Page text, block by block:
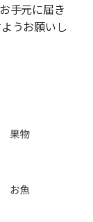
手元に届き
うお願いし